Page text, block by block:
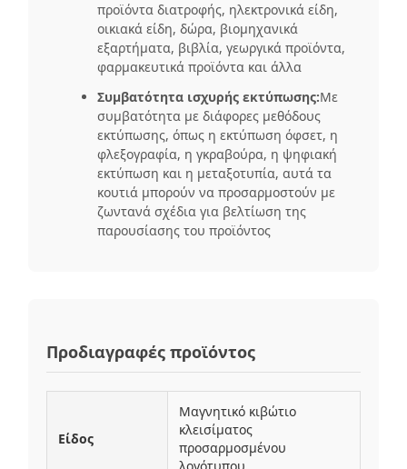
προϊόντα διατροφής, ηλεκτρονικά είδη,
οικιακά είδη, δώρα, βιομηχανικά
εξαρτήματα, βιβλία, γεωργικά προϊόντα,
φαρμακευτικά προϊόντα και άλλα
Συμβατότητα ισχυρής εκτύπωσης:Με
συμβατότητα με διάφορες μεθόδους
εκτύπωσης, όπως η εκτύπωση όφσετ, η
φλεξογραφία, η γκραβούρα, η ψηφιακή
εκτύπωση και η μεταξοτυπία, αυτά τα
κουτιά μπορούν να προσαρμοστούν με
ζωντανά σχέδια για βελτίωση της
παρουσίασης του προϊόντος
Προδιαγραφές προϊόντος
Είδος
Μαγνητικό κιβώτιο
κλεισίματος
προσαρμοσμένου